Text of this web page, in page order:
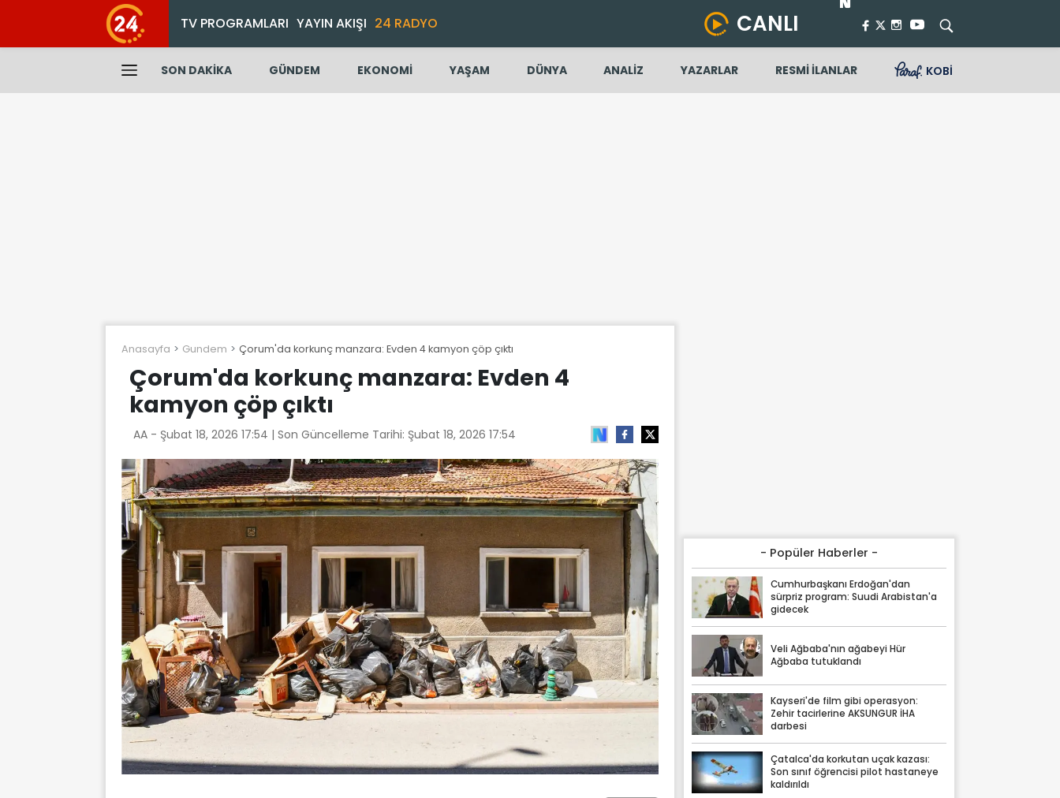
TV PROGRAMLARI YAYIN AKIŞI 24 RADYO CANLI
SON DAKİKA GÜNDEM EKONOMİ YAŞAM DÜNYA ANALİZ YAZARLAR RESMİ İLANLAR KOBİ
Anasayfa Gundem Çorum'da korkunç manzara: Evden 4 kamyon çöp çıktı
Çorum'da korkunç manzara: Evden 4
kamyon çöp çıktı
AA - Şubat 18, 2026 17:54 | Son Güncelleme Tarihi: Şubat 18, 2026 17:54
- Popüler Haberler -
Cumhurbaşkanı Erdoğan'dan
sürpriz program: Suudi Arabistan'a
gidecek
Veli Ağbaba'nın ağabeyi Hür
Ağbaba tutuklandı
Kayseri'de film gibi operasyon:
Zehir tacirlerine AKSUNGUR İHA
darbesi
Çatalca'da korkutan uçak kazası:
Son sınıf öğrencisi pilot hastaneye
kaldırıldı